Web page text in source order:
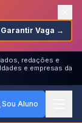
Garantir Vaga →
redações e
e empresas da
Sou Aluno